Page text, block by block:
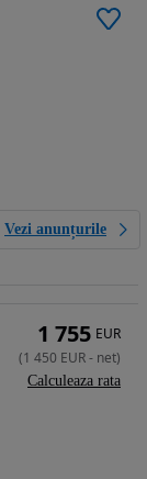
Vezi anunțurile
1 755 EUR
(1 450 EUR- net)
Calculeaza rata